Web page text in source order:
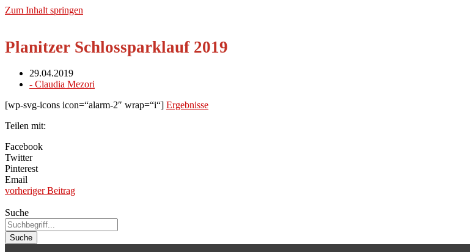
Zum Inhalt springen
Planitzer Schlossparklauf 2019
29.04.2019
- Claudia Mezori
[wp-svg-icons icon=“alarm-2″ wrap=“i“] Ergebnisse
Teilen mit:
Facebook
Twitter
Pinterest
Email
vorheriger Beitrag
Suche
Suche